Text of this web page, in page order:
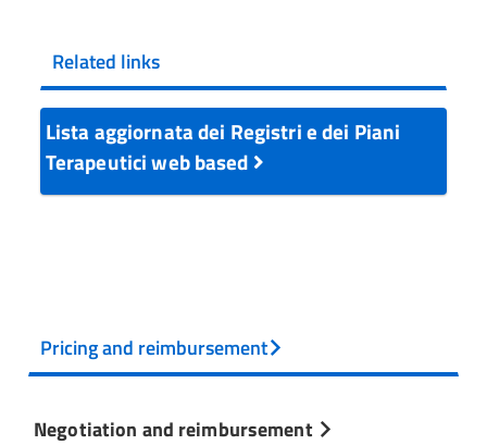
Related links
Lista aggiornata dei Registri e dei Piani
Terapeutici web based
Pricing and reimbursement
Negotiation and reimbursement